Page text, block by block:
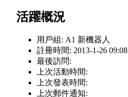
活躍概況
用戶組: A1 新機器人
註冊時間: 2013-1-26 09:08
最後訪問:
上次活動時間:
上次發表時間:
上次郵件通知: